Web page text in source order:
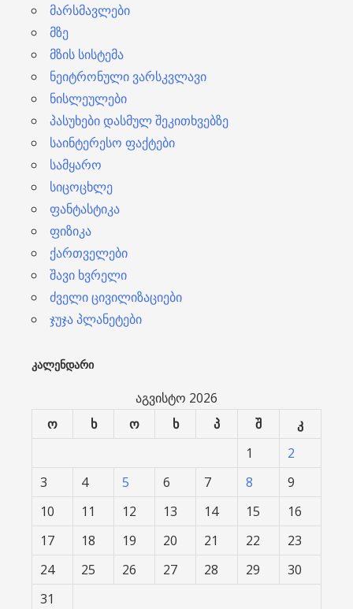
მარსმავლები
მზე
მზის სისტემა
ნეიტრონული ვარსკვლავი
ნისლეულები
პასუხები დასმულ შეკითხვებზე
საინტერესო ფაქტები
სამყარო
სიცოცხლე
ფანტასტიკა
ფიზიკა
ქართველები
შავი ხვრელი
ძველი ცივილიზაციები
ჯუჯა პლანეტები
ᲙᲐᲚᲔᲜᲓᲐᲠᲘ
აგვისტო 2026
ო
ხ ო ხ პ შ
კ
1
2
3
4 5 6 7 8
9
10
11 12 13 14 15
16
17
18 19 20 21 22
23
24
25 26 27 28 29
30
31